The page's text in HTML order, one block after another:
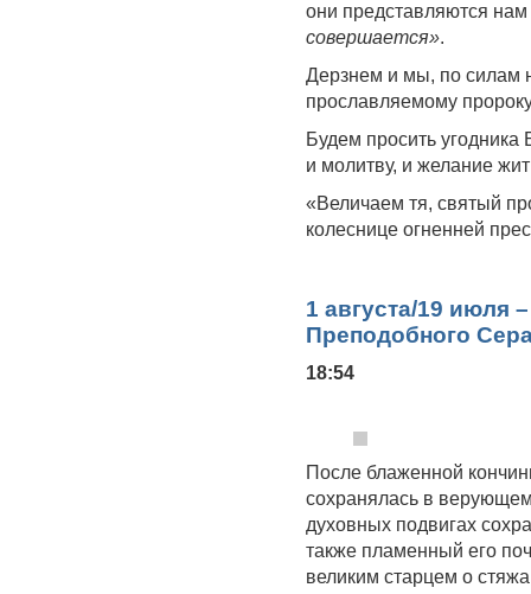
они представляются
совершается».
Дерзнем и мы, по силам
прославляемому
Будем просить
и молитву, и желание
«Величаем тя, святый
колеснице огненней
1 августа/19 июля
Преподобного
18:54
После блаженной
сохранялась в
духовных подвигах
также пламенный его
великим старцем о